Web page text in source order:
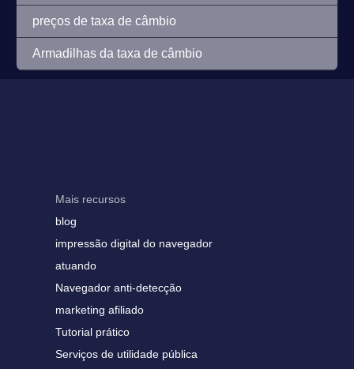
preços de taxa de câmbio
Armadilhas da taxa de câmbio
Mais recursos
blog
impressão digital do navegador
atuando
Navegador anti-detecção
marketing afiliado
Tutorial prático
Serviços de utilidade pública